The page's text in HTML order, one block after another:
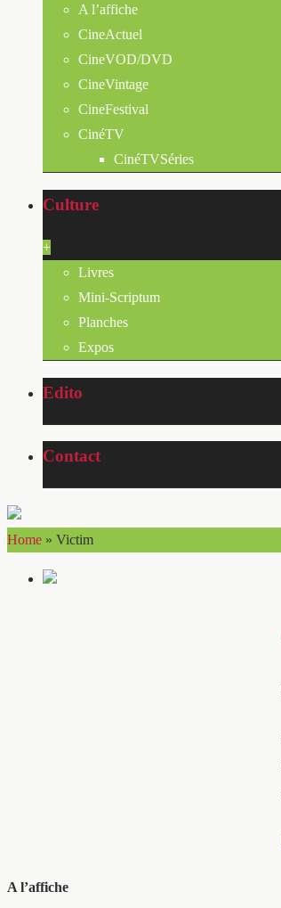
A l’affiche
CineActuel
CineVOD/DVD
CineVintage
CineFestival
CinéTV
CinéTVSéries
Culture
+
Livres
Mini-Scriptum
Planches
Expos
Edito
Contact
Home » Victim
A l’affiche